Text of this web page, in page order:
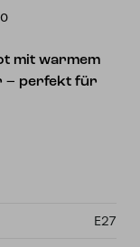
mit warmem
– perfekt für
E27